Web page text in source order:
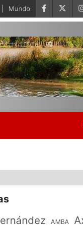
Mundo
AMBA